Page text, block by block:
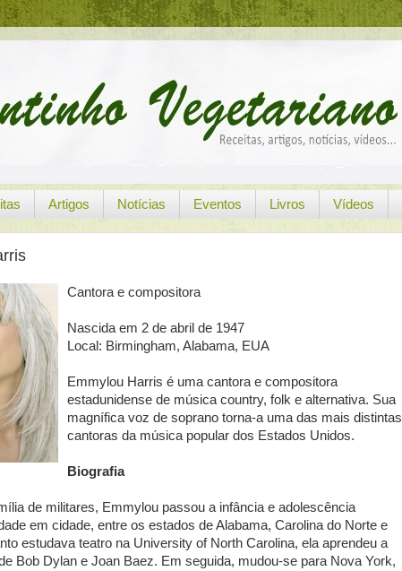
Artigos Notícias Eventos Livros Vídeos
Cantora e compositora
Nascida em 2 de abril de 1947
Local: Birmingham, Alabama, EUA
Emmylou Harris é uma cantora e compositora
estadunidense de música country, folk e alternativa. Sua
magnífica voz de soprano torna-a uma das mais distintas
cantoras da música popular dos Estados Unidos.
Biografia
de militares, Emmylou passou a infância e adolescência
em cidade, entre os estados de Alabama, Carolina do Norte e
estudava teatro na University of North Carolina, ela aprendeu a
Bob Dylan e Joan Baez. Em seguida, mudou-se para Nova York,